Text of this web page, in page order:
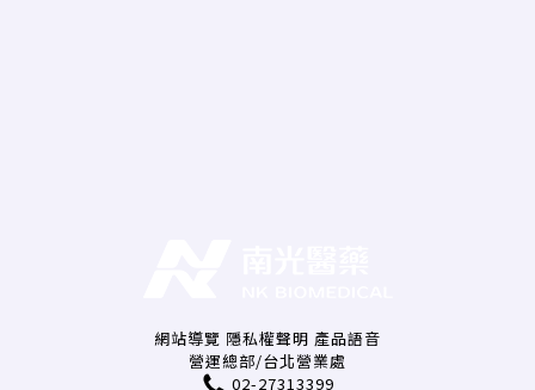
網站導覽 隱私權聲明 產品語音
營運總部/台北營業處
02-27313399